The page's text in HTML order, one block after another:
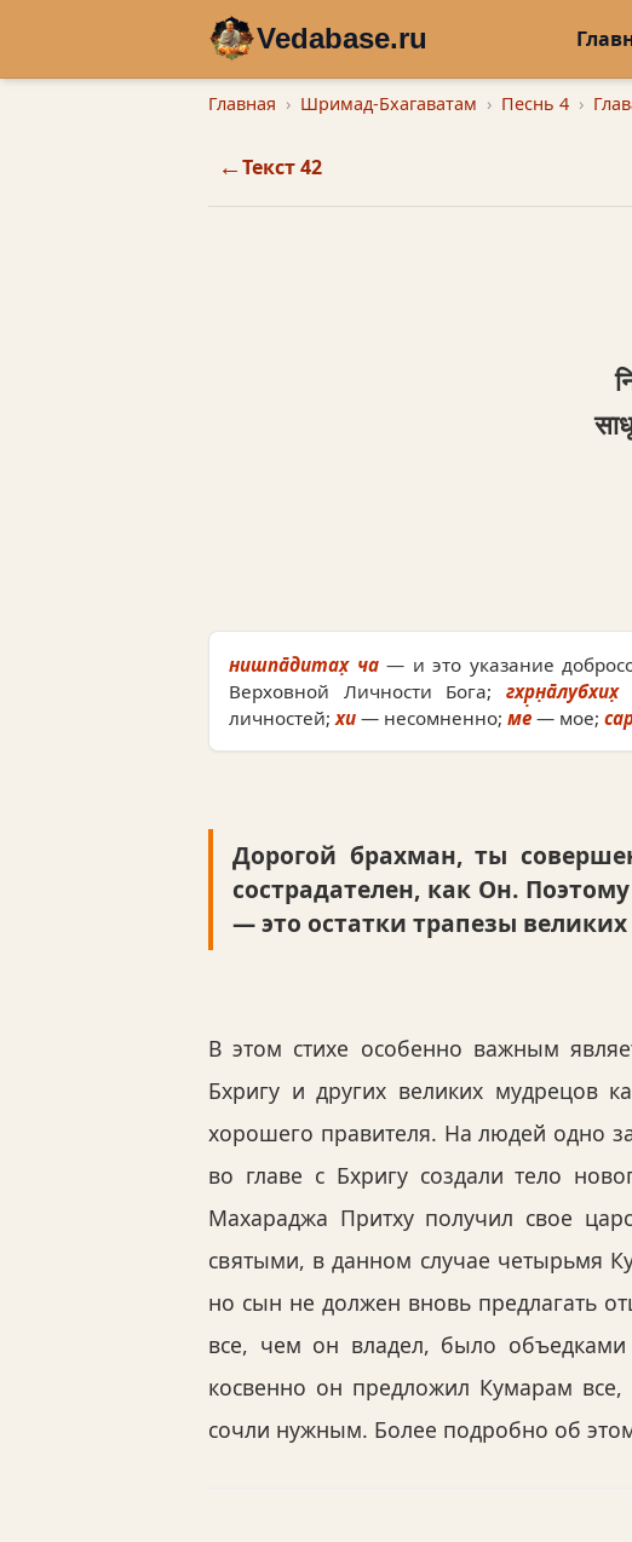
Vedabase.ru
Главная Шримад-Бхагаватам Песнь 4
←Текст 42
нишпа̄дитах̣ ча— и это указание
Верховной Личности Бога; гхр̣н̣а̄лубхих̣
личностей;хи — несомненно; ме — мое;
Дорогой брахман, ты
сострадателен, как Он.
— это остатки трапезы
В этом стихе особенно важным
Бхригу и других великих мудрецов
хорошего правителя. На людей одно
во главе с Бхригу создали тело
Махараджа Притху получил свое
святыми, в данном случае четырьмя
но сын не должен вновь предлагать
все, чем он владел, было
косвенно он предложил Кумарам
сочли нужным. Более подробно об